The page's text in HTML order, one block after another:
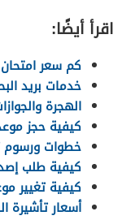
اقرأ أيضًا:
كم سعر امتحان
خدمات بريد
الهجرة
كيفية حجز موعد
خطوات ورسوم
كيفية طلب
كيفية تغيير
أسعار تأشيرة